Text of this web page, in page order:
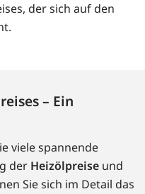
der sich auf den
– Ein
viele spannende
der Heizölpreise und
Sie sich im Detail das